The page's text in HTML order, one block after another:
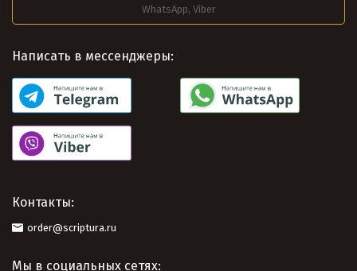
WhatsApp, Viber
Написать в мессенджеры:
Контакты:
order@scriptura.ru
Мы в социальных сетях: